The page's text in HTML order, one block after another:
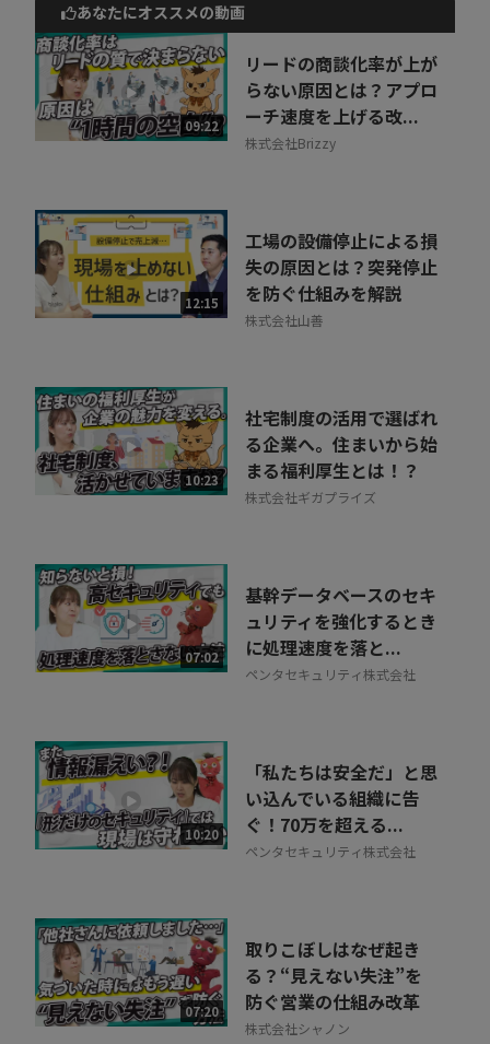
動画でご紹介しているサービスについて
お気軽にご相談・ご質問いただけます！
30秒でお申し込み可能
相談を希望する 無料
あなたにオススメの動画
09:22
リードの商談化率が上が
らない原因とは？アプロ
ーチ速度を上げる改...
株式会社Brizzy
12:15
工場の設備停止による損
失の原因とは？突発停止
を防ぐ仕組みを解説
株式会社山善
10:23
社宅制度の活用で選ばれ
る企業へ。住まいから始
まる福利厚生とは！？
株式会社ギガプライズ
07:02
基幹データベースのセキ
ュリティを強化するとき
に処理速度を落と...
ペンタセキュリティ株式会社
10:20
「私たちは安全だ」と思
い込んでいる組織に告
ぐ！70万を超える...
ペンタセキュリティ株式会社
07:20
取りこぼしはなぜ起き
る？“見えない失注”を
防ぐ営業の仕組み改革
株式会社シャノン